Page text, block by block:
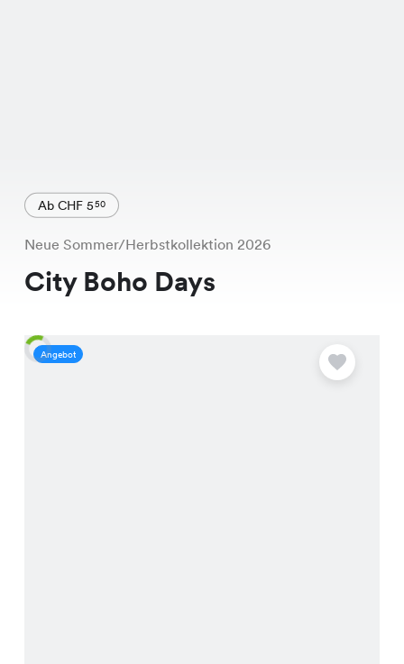
Ab CHF 550
Neue Sommer/Herbstkollektion 2026
City Boho Days
Angebot